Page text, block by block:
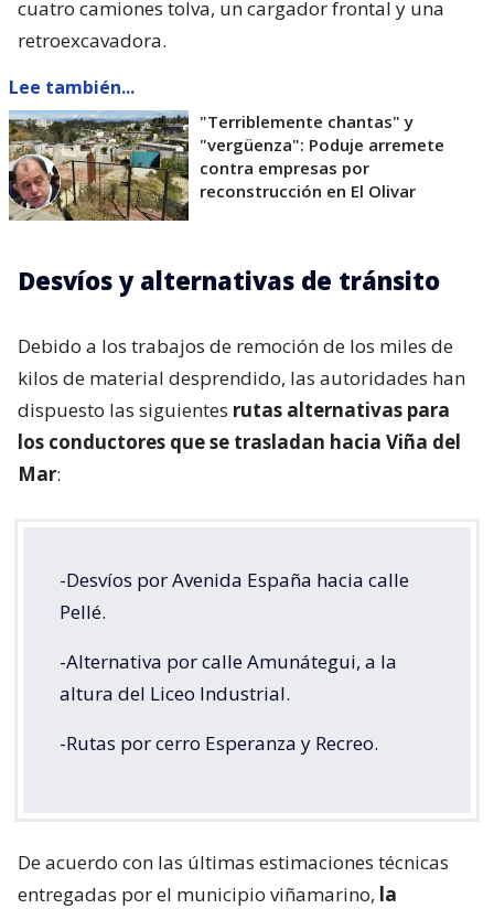
cuatro camiones tolva, un cargador frontal y una
retroexcavadora.
Lee también...
"Terriblemente chantas" y
"vergüenza": Poduje arremete
contra empresas por
reconstrucción en El Olivar
Desvíos y alternativas de tránsito
Debido a los trabajos de remoción de los miles de
kilos de material desprendido, las autoridades han
dispuesto las siguientes rutas alternativas para
los conductores que se trasladan hacia Viña del
Mar:
-Desvíos por Avenida España hacia calle
Pellé.
-Alternativa por calle Amunátegui, a la
altura del Liceo Industrial.
-Rutas por cerro Esperanza y Recreo.
De acuerdo con las últimas estimaciones técnicas
entregadas por el municipio viñamarino, la